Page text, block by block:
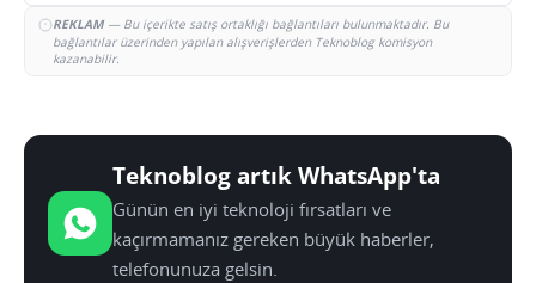
REKLAM— Bu içerikte satış ortaklığı bağlantıları bulunmaktadır. Bu
bağlantılar üzerinden yapılan alışverişlerden Teknoblog komisyon
kazanabilir.
Teknoblog artık WhatsApp'ta
Günün en iyi teknoloji fırsatları ve
kaçırmamanız gereken büyük haberler,
telefonunuza gelsin.